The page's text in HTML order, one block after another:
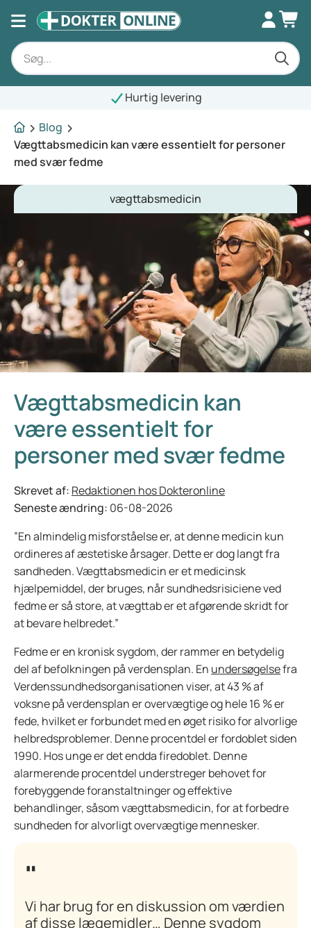
Hurtig levering
Blog
Vægttabsmedicin kan være essentielt for personer
med svær fedme
vægttabsmedicin
Vægttabsmedicin kan
være essentielt for
personer med svær fedme
Skrevet af: Redaktionen hos Dokteronline
Seneste ændring: 06-08-2026
”En almindelig misforståelse er, at denne medicin kun
ordineres af æstetiske årsager. Dette er dog langt fra
sandheden. Vægttabsmedicin er et medicinsk
hjælpemiddel, der bruges, når sundhedsrisiciene ved
fedme er så store, at vægttab er et afgørende skridt for
at bevare helbredet.”
Fedme er en kronisk sygdom, der rammer en betydelig
del af befolkningen på verdensplan. En undersøgelsefra
Verdenssundhedsorganisationen viser, at 43 % af
voksne på verdensplan er overvægtige og hele 16 % er
fede, hvilket er forbundet med en øget risiko for alvorlige
helbredsproblemer. Denne procentdel er fordoblet siden
1990. Hos unge er det endda firedoblet. Denne
alarmerende procentdel understreger behovet for
forebyggende foranstaltninger og effektive
behandlinger, såsom vægttabsmedicin, for at forbedre
sundheden for alvorligt overvægtige mennesker.
Vi har brug for en diskussion om værdien
af disse lægemidler… Denne sygdom